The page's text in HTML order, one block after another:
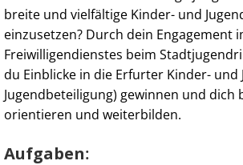
breite und vielfältige Kinder- und
einzusetzen? Durch dein Engagement
Freiwilligendienstes beim
du Einblicke in die Erfurter Kinder- und
Jugendbeteiligung) gewinnen und dich
orientieren und weiterbilden.
Aufgaben: